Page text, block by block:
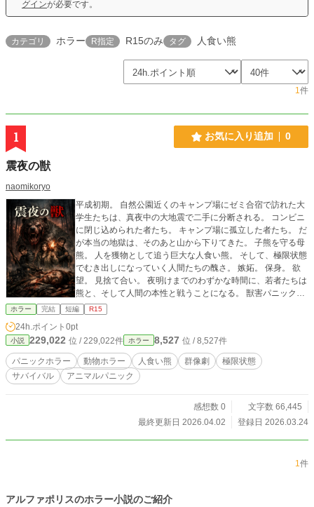
グインが必要です。
カテゴリ ホラー R指定 R15のみ タグ 人食い熊
1件
1 お気に入り追加 0
震夜の獣
naomikoryo
平成初期。 自然公園近くのキャンプ場にゼミ合宿で訪れた大
学生たちは、真夜中の大地震で二手に分断される。 コンビニ
に閉じ込められた者たち。 キャンプ場に孤立した者たち。 だ
が本当の地獄は、そのあと山から下りてきた。 子熊を守る母
熊。 人を獲物として追う巨大な人食い熊。 そして、極限状態
でむき出しになっていく人間たちの醜さ。 嫉妬。 保身。 欲
望。 見捨て合い。 夜明けまでのわずかな時間に、若者たちは
熊と、そして人間の本性と戦うことになる。 獣害パニックと
群像劇が交錯する、残酷な山岳ホラー。
ホラー 完結 短編 R15
24h.ポイント 0pt
小説 229,022 位 / 229,022件 ホラー 8,527 位 / 8,527件
パニックホラー 動物ホラー 人食い熊 群像劇
極限状態
サバイバル
アニマルパニック
感想数 0
文字数 66,445
最終更新日 2026.04.02
登録日 2026.03.24
1件
アルファポリスのホラー小説のご紹介